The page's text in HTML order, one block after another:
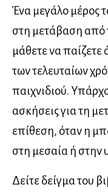
Ένα μεγάλο μέρος
στη μετάβαση από
μάθετε να
των τελευταίων
παιχνιδιού.
ασκήσεις για τη
επίθεση, όταν η
στη μεσαία ή στην
Δείτε δείγμα του